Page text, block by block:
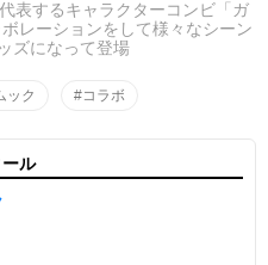
表するキャラクターコンビ「ガ
レーションをして様々なシーン
ズになって登場
ック #コラボ
ル